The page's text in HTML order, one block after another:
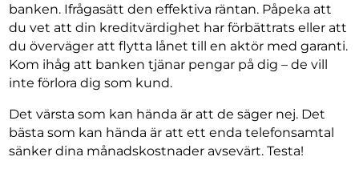
banken. Ifrågasätt den effektiva räntan. Påpeka att
du vet att din kreditvärdighet har förbättrats eller att
du överväger att flytta lånet till en aktör med garanti.
Kom ihåg att banken tjänar pengar på dig – de vill
inte förlora dig som kund.
Det värsta som kan hända är att de säger nej. Det
bästa som kan hända är att ett enda telefonsamtal
sänker dina månadskostnader avsevärt. Testa!